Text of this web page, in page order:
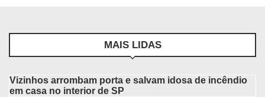
MAIS LIDAS
Vizinhos arrombam porta e salvam idosa de incêndio
em casa no interior de SP